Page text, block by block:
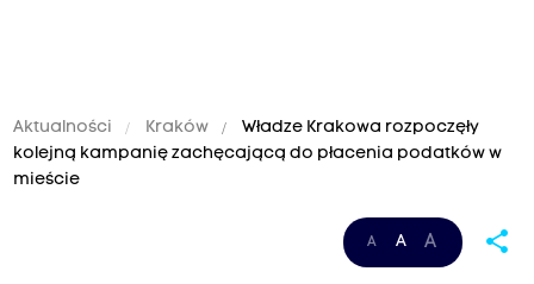
Aktualności Kraków
Władze Krakowa rozpoczęły
kolejną kampanię zachęcającą do płacenia podatków w
mieście
A A A share